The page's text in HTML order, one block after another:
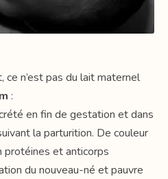
ce n’est pas du lait maternel
:
en fin de gestation et dans
la parturition. De couleur
protéines et anticorps
du nouveau-né et pauvre